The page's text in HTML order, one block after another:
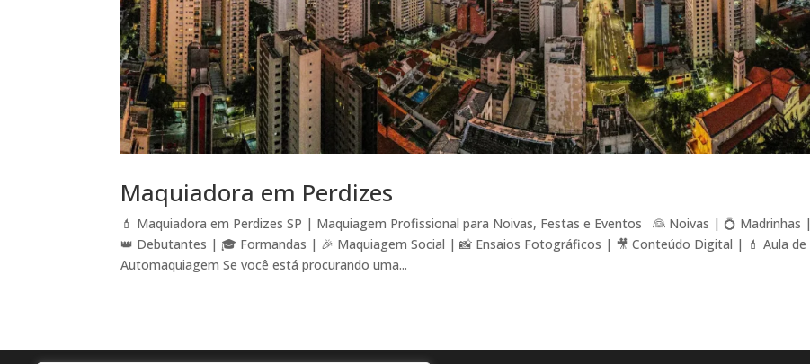
Maquiadora em Perdizes
💄 Maquiadora em Perdizes SP | Maquiagem Profissional para Noivas, Festas e Eventos 👰 Noivas | 💍 Madrinhas |
👑 Debutantes | 🎓 Formandas | 🎉 Maquiagem Social | 📸 Ensaios Fotográficos | 🎥 Conteúdo Digital | 💄 Aula de
Automaquiagem Se você está procurando uma...